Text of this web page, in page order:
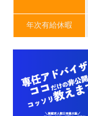
年次有給休暇